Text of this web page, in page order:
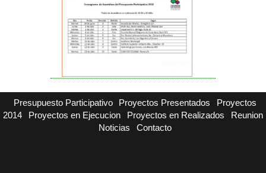
Presupuesto Participativo Proyectos Presentados
Proyectos
2014
Proyectos en Ejecucion Proyectos en Realizados
Reunion
Noticias
Contacto